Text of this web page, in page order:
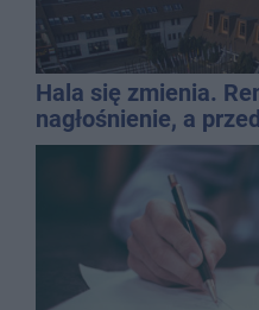
Hala się zmienia.
nagłośnienie, a
QEMETICA ARENA